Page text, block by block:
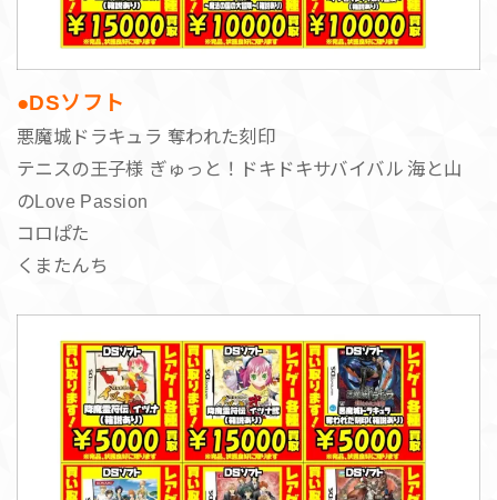
●DSソフト
悪魔城ドラキュラ 奪われた刻印
テニスの王子様 ぎゅっと！ドキドキサバイバル 海と山
のLove Passion
コロぱた
くまたんち